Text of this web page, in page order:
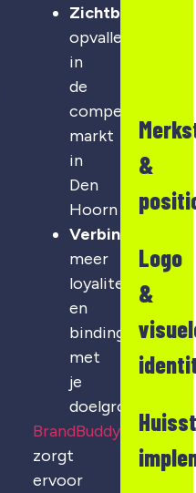
Zichtbaarheid
opvallen
in
de
competitieve
markt
in
Den
Hoorn
Verbinding
meer
loyaliteit
en
binding
met
je
doelgroep
BrandBuddy
zorgt
ervoor
&
Logo
&